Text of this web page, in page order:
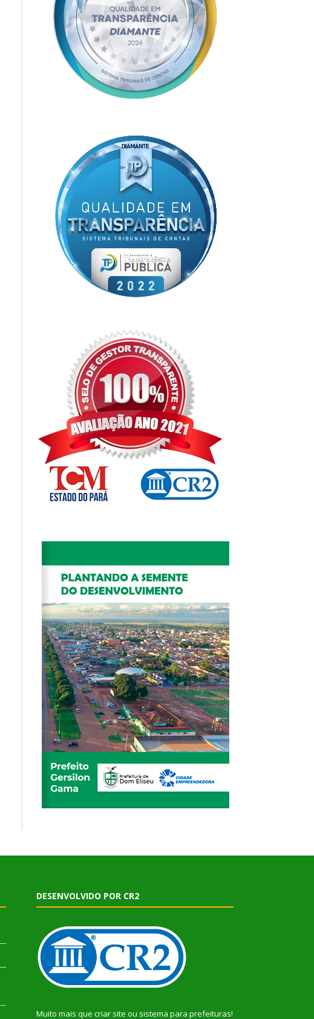
DESENVOLVIDO POR CR2
Muito mais que criar site ou sistema para prefeituras!